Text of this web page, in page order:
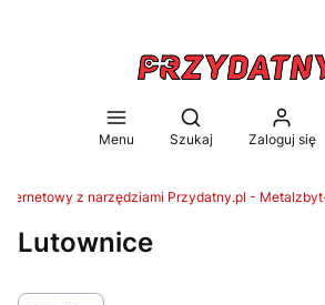
Menu
Otwórz
Szukaj Zaloguj się
z narzędziami Przydatny.pl -
Lutownice